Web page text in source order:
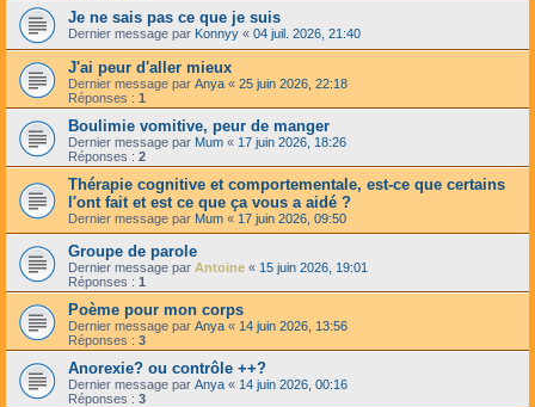
Je ne sais pas ce que je suis
Dernier message par Konnyy « 04 juil. 2026, 21:40
J'ai peur d'aller mieux
Dernier message par Anya « 25 juin 2026, 22:18
Réponses : 1
Boulimie vomitive, peur de manger
Dernier message par Mum « 17 juin 2026, 18:26
Réponses : 2
Thérapie cognitive et comportementale, est-ce que certains
l'ont fait et est ce que ça vous a aidé ?
Dernier message par Mum « 17 juin 2026, 09:50
Groupe de parole
Dernier message par Antoine « 15 juin 2026, 19:01
Réponses : 1
Poème pour mon corps
Dernier message par Anya « 14 juin 2026, 13:56
Réponses : 3
Anorexie? ou contrôle ++?
Dernier message par Anya « 14 juin 2026, 00:16
Réponses : 3